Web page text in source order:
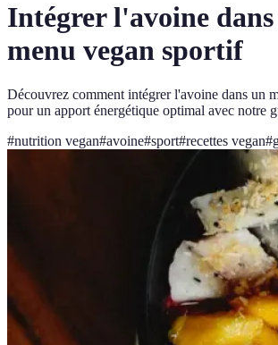
Intégrer l'avoine
menu vegan sportif
Découvrez comment intégrer l'avoine dans un
pour un apport énergétique optimal avec notre
#nutrition vegan#avoine#sport#recettes vegan#